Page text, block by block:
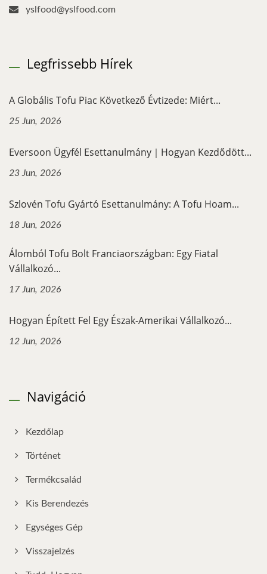
yslfood@yslfood.com
Legfrissebb Hírek
A Globális Tofu Piac Következő Évtizede: Miért...
25 Jun, 2026
Eversoon Ügyfél Esettanulmány｜Hogyan Kezdődött...
23 Jun, 2026
Szlovén Tofu Gyártó Esettanulmány: A Tofu Hoam...
18 Jun, 2026
Álomból Tofu Bolt Franciaországban: Egy Fiatal
Vállalkozó...
17 Jun, 2026
Hogyan Épített Fel Egy Észak-Amerikai Vállalkozó...
12 Jun, 2026
Navigáció
Kezdőlap
Történet
Termékcsalád
Kis Berendezés
Egységes Gép
Visszajelzés